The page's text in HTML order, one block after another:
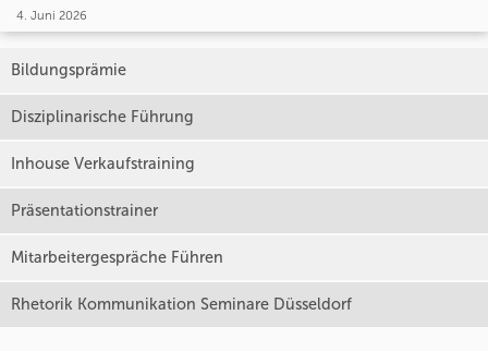
4. Juni 2026
Bildungsprämie
Disziplinarische Führung
Inhouse Verkaufstraining
Präsentationstrainer
Mitarbeitergespräche Führen
Rhetorik Kommunikation Seminare Düsseldorf